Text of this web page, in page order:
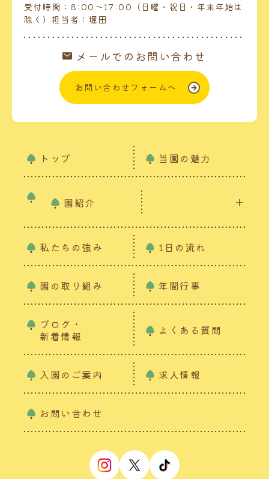
受付時間：8:00～17:00（日曜・祝日・年末年始は
除く）担当者：堀田
メールでのお問い合わせ
お問い合わせフォームへ
トップ 当園の魅力
園紹介
私たちの強み 1日の流れ
園の取り組み 年間行事
ブログ・
新着情報
よくある質問
入園のご案内 求人情報
お問い合わせ